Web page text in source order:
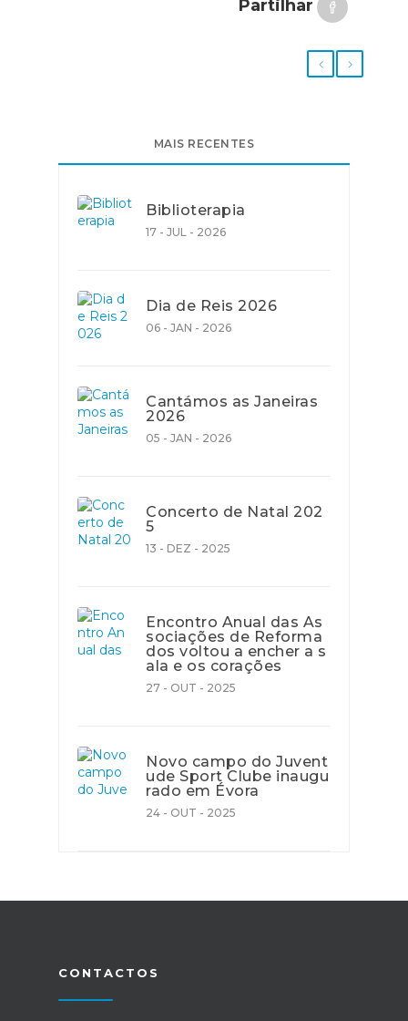
Partilhar
MAIS RECENTES
Biblioterapia
17 - JUL - 2026
Dia de Reis 2026
06 - JAN - 2026
Cantámos as Janeiras
2026
05 - JAN - 2026
Concerto de Natal 202
5
13 - DEZ - 2025
Encontro Anual das As
sociações de Reforma
dos voltou a encher a s
ala e os corações
27 - OUT - 2025
Novo campo do Juvent
ude Sport Clube inaugu
rado em Évora
24 - OUT - 2025
CONTACTOS